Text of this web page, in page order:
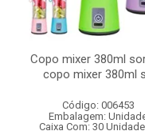
Copo mixer 380ml
copo mixer 380ml
Código: 006453
Embalagem:
Caixa Com: 30